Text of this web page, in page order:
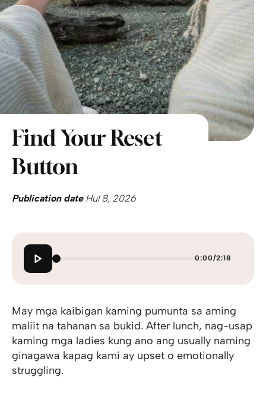
Find Your Reset
Button
Publication dateHul 8, 2026
0:00/2:18
May mga kaibigan kaming pumunta sa aming
maliit na tahanan sa bukid. After lunch, nag-usap
kaming mga ladies kung ano ang usually naming
ginagawa kapag kami ay upset o emotionally
struggling.